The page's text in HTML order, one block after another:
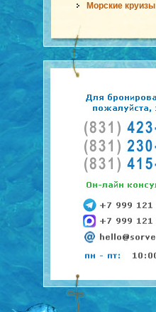
Морские круизы